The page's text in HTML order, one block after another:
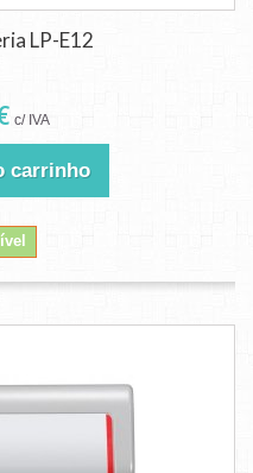
LP-E12
c/ IVA
carrinho